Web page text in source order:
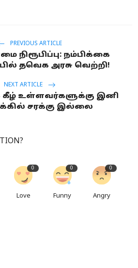
PREVIOUS ARTICLE
நிரூபிப்பு: நம்பிக்கை
தவெக அரசு வெற்றி!
NEXT ARTICLE
கீழ் உள்ளவர்களுக்கு இனி
சரக்கு இல்லை
0
Love
0
Funny
0
Angry